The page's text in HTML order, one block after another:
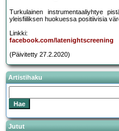
Turkulainen instrumentaaliyhtye
yleisfiiliksen huokuessa positiivisia
Linkki:
facebook.com/latenightscreening
(Päivitetty 27.2.2020)
Artistihaku
Jutut